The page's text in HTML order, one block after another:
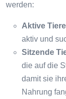
werden:
Aktive Tiere
aktiv und
Sitzende
die auf die
damit sie
Nahrung